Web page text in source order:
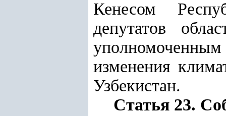
Кенесом
депутатов
изменения
Узбекистан.
Статья 23.